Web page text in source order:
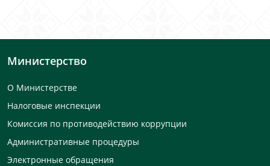
Министерство
О Министерстве
Налоговые инспекции
Комиссия по противодействию коррупции
Административные процедуры
Электронные обращения